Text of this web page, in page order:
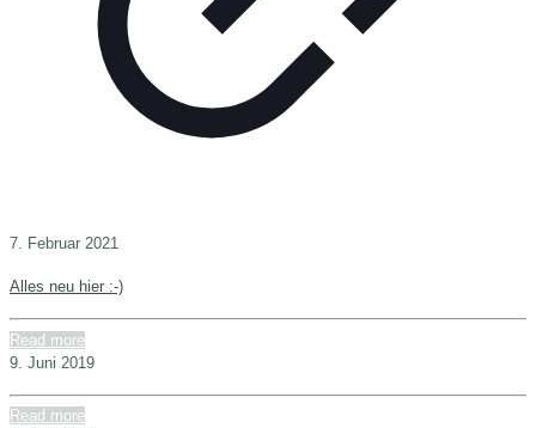
7. Februar 2021
Alles neu hier :-)
Read more
9. Juni 2019
Read more